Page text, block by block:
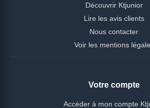
Découvrir Ktjunior
Lire les avis clients
Nous contacter
Voir les mentions
Votre compte
Accéder à mon compte